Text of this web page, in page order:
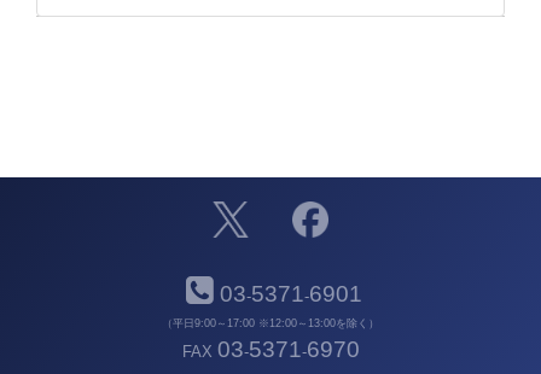
03-5371-6901
（平日9:00～17:00 ※12:00～13:00を除く）
FAX 03-5371-6970